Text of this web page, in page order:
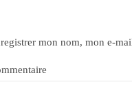
mon nom, mon e-